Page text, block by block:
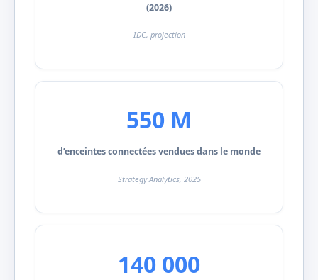
(2026)
IDC, projection
550 M
d’enceintes connectées vendues dans le monde
Strategy Analytics, 2025
140 000